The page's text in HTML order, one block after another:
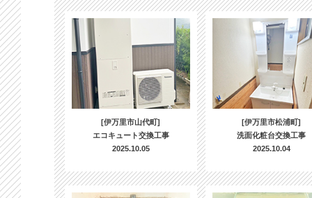
[伊万里市山代町]
エコキュート交換工事
2025.10.05
[伊万里市松浦町]
洗面化粧台交換工事
2025.10.04